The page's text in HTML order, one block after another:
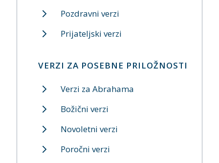
Pozdravni verzi
Prijateljski verzi
VERZI ZA POSEBNE PRILOŽNOSTI
Verzi za Abrahama
Božični verzi
Novoletni verzi
Poročni verzi